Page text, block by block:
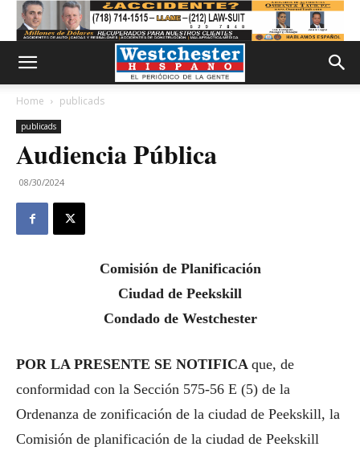
Home publicads
publicads
Audiencia Pública
08/30/2024
Comisión de Planificación
Ciudad de Peekskill
Condado de Westchester
POR LA PRESENTE SE NOTIFICA que, de
conformidad con la Sección 575-56 E (5) de la
Ordenanza de zonificación de la ciudad de Peekskill, la
Comisión de planificación de la ciudad de Peekskill